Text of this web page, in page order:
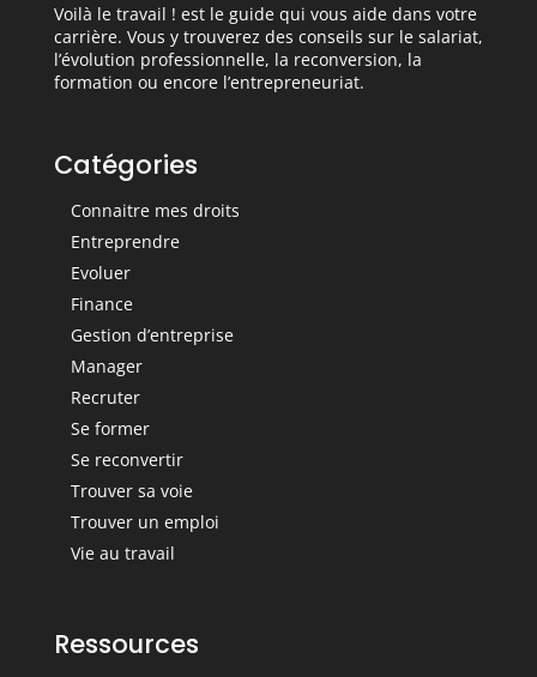
Voilà le travail ! est le guide qui vous aide dans votre
carrière. Vous y trouverez des conseils sur le salariat,
l’évolution professionnelle, la reconversion, la
formation ou encore l’entrepreneuriat.
Catégories
Connaitre mes droits
Entreprendre
Evoluer
Finance
Gestion d’entreprise
Manager
Recruter
Se former
Se reconvertir
Trouver sa voie
Trouver un emploi
Vie au travail
Ressources